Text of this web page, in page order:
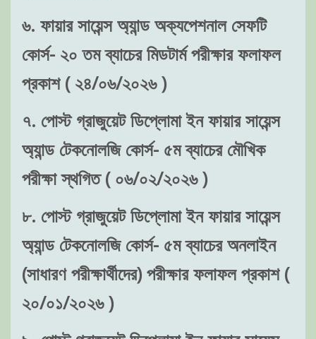
৬. ফায়ার সায়েন্স অ্যান্ড অক্যপেশনাল সেফটি
কোর্স- ২০ তম ব্যাচের মিডটার্ম পরীক্ষার ফলাফল
প্রকাশ ( ২৪/০৬/২০২৬ )
৭. পোস্ট গ্রাজুয়েট ডিপ্লোমা ইন ফায়ার সায়েন্স
অ্যান্ড টেকনোলজি কোর্স- ৫ম ব্যাচের মৌখিক
পরীক্ষা স্থগিত ( ০৬/০২/২০২৬ )
৮. পোস্ট গ্রাজুয়েট ডিপ্লোমা ইন ফায়ার সায়েন্স
অ্যান্ড টেকনোলজি কোর্স- ৫ম ব্যাচের অনলাইন
(সাধারণ পরীক্ষার্থীদের) পরীক্ষার ফলাফল প্রকাশ (
২০/০১/২০২৬ )